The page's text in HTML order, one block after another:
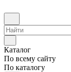
Каталог
По всему сайту
По каталогу